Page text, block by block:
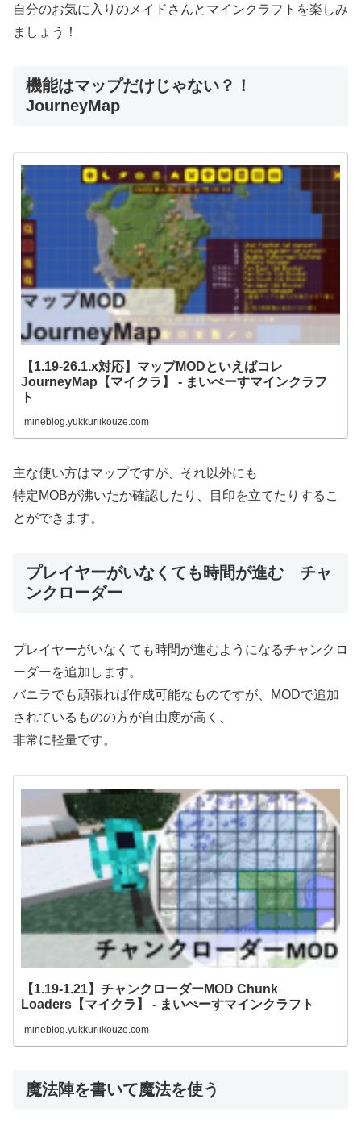
自分のお気に入りのメイドさんとマインクラフトを楽しみ
ましょう！
機能はマップだけじゃない？！
JourneyMap
【1.19-26.1.x対応】マップMODといえばコレ
JourneyMap【マイクラ】 - まいぺーすマインクラフ
ト
mineblog.yukkuriikouze.com
主な使い方はマップですが、それ以外にも
特定MOBが沸いたか確認したり、目印を立てたりするこ
とができます。
プレイヤーがいなくても時間が進む チャ
ンクローダー
プレイヤーがいなくても時間が進むようになるチャンクロ
ーダーを追加します。
バニラでも頑張れば作成可能なものですが、MODで追加
されているものの方が自由度が高く、
非常に軽量です。
【1.19-1.21】チャンクローダーMOD Chunk
Loaders【マイクラ】 - まいぺーすマインクラフト
mineblog.yukkuriikouze.com
魔法陣を書いて魔法を使う